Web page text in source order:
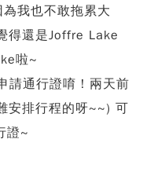
我也不敢拖累大
得還是Joffre Lake
啦~
請通行證唷！兩天前
安排行程的呀~~) 可
證~